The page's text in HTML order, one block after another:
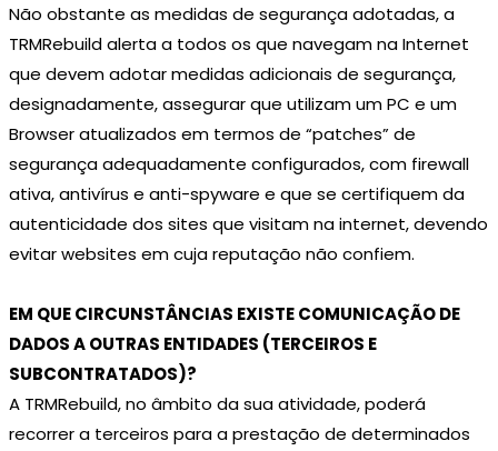
Não obstante as medidas de segurança adotadas, a
TRMRebuild alerta a todos os que navegam na Internet
que devem adotar medidas adicionais de segurança,
designadamente, assegurar que utilizam um PC e um
Browser atualizados em termos de “patches” de
segurança adequadamente configurados, com firewall
ativa, antivírus e anti-spyware e que se certifiquem da
autenticidade dos sites que visitam na internet, devendo
evitar websites em cuja reputação não confiem.
EM QUE CIRCUNSTÂNCIAS EXISTE COMUNICAÇÃO DE
DADOS A OUTRAS ENTIDADES (TERCEIROS E
SUBCONTRATADOS)?
A TRMRebuild, no âmbito da sua atividade, poderá
recorrer a terceiros para a prestação de determinados